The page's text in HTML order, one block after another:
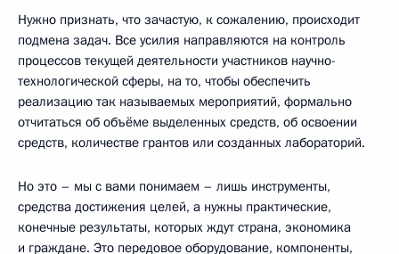
Нужно признать, что зачастую, к сожалению, происходит
подмена задач. Все усилия направляются на контроль
процессов текущей деятельности участников научно-
технологической сферы, на то, чтобы обеспечить
реализацию так называемых мероприятий, формально
отчитаться об объёме выделенных средств, об освоении
средств, количестве грантов или созданных лабораторий.
Но это – мы с вами понимаем – лишь инструменты,
средства достижения целей, а нужны практические,
конечные результаты, которых ждут страна, экономика
и граждане. Это передовое оборудование, компоненты,